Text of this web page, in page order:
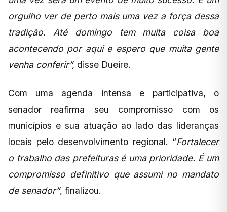
orgulho ver de perto mais uma vez a força dessa
tradição. Até domingo tem muita coisa boa
acontecendo por aqui e espero que muita gente
venha conferir”, disse Dueire.
Com uma agenda intensa e participativa, o
senador reafirma seu compromisso com os
municípios e sua atuação ao lado das lideranças
locais pelo desenvolvimento regional. “Fortalecer
o trabalho das prefeituras é uma prioridade. É um
compromisso definitivo que assumi no mandato
de senador”, finalizou.